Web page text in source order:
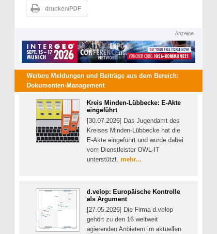
drucken/PDF
Anzeige
Weitere Meldungen und Beiträge aus dem Bereich:
Dokumenten-Management
Kreis Minden-Lübbecke: E-Akte
eingeführt
[30.07.2026] Das Jugendamt des
Kreises Minden-Lübbecke hat die
E-Akte eingeführt und wurde dabei
vom Dienstleister OWL-IT
unterstützt. mehr...
d.velop: Europäische Kontrolle
als Argument
[27.05.2026] Die Firma d.velop
gehört zu den 16 weltweit
agierenden Anbietern im aktuellen